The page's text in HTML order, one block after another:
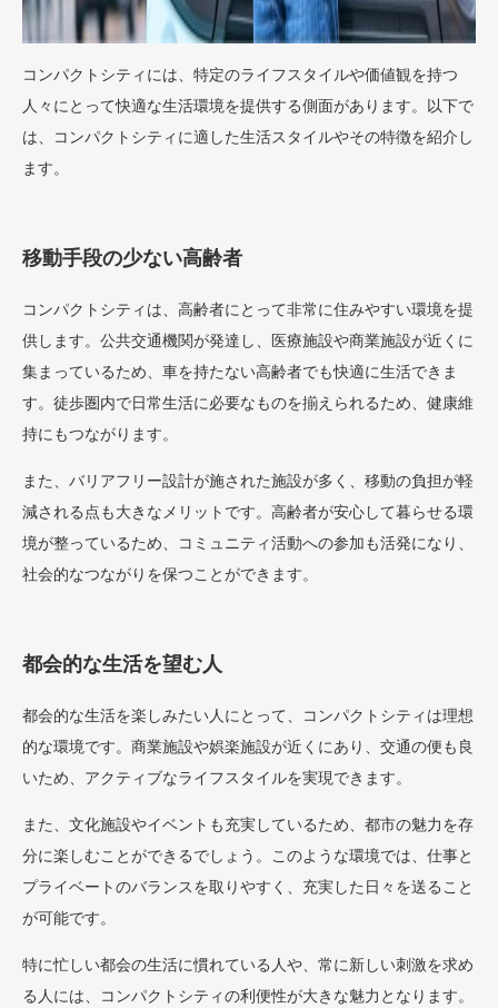
コンパクトシティには、特定のライフスタイルや価値観を持つ
人々にとって快適な生活環境を提供する側面があります。以下で
は、コンパクトシティに適した生活スタイルやその特徴を紹介し
ます。
移動手段の少ない高齢者
コンパクトシティは、高齢者にとって非常に住みやすい環境を提
供します。公共交通機関が発達し、医療施設や商業施設が近くに
集まっているため、車を持たない高齢者でも快適に生活できま
す。徒歩圏内で日常生活に必要なものを揃えられるため、健康維
持にもつながります。
また、バリアフリー設計が施された施設が多く、移動の負担が軽
減される点も大きなメリットです。高齢者が安心して暮らせる環
境が整っているため、コミュニティ活動への参加も活発になり、
社会的なつながりを保つことができます。
都会的な生活を望む人
都会的な生活を楽しみたい人にとって、コンパクトシティは理想
的な環境です。商業施設や娯楽施設が近くにあり、交通の便も良
いため、アクティブなライフスタイルを実現できます。
また、文化施設やイベントも充実しているため、都市の魅力を存
分に楽しむことができるでしょう。このような環境では、仕事と
プライベートのバランスを取りやすく、充実した日々を送ること
が可能です。
特に忙しい都会の生活に慣れている人や、常に新しい刺激を求め
る人には、コンパクトシティの利便性が大きな魅力となります。